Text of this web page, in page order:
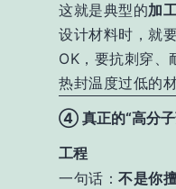
这就是典型的加
设计材料时，就
OK，要抗刺穿
热封温度过低的
④ 真正的“高分子
工程
一句话：不是你